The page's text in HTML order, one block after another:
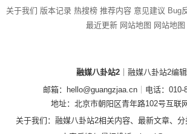
关于我们 版本记录 热搜榜 推荐内容 意见建议 Bug
最近更新 网站地图 网站地图
融媒八卦站2 ｜融媒八卦站2编
邮箱：hello@guangzjaa.cn
电话：010-
地址：北京市朝阳区青年路102号互联
关于我们：融媒八卦站2相关内容、最新文章、分